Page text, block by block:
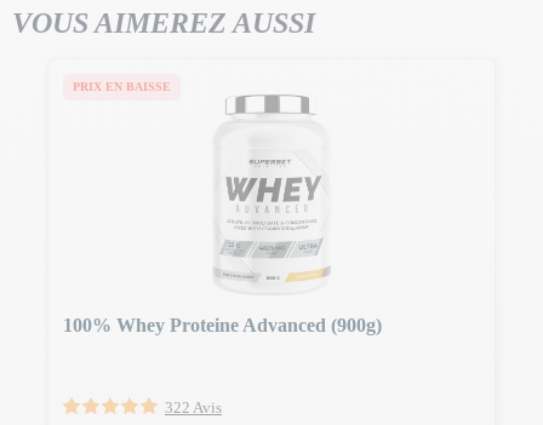
VOUS AIMEREZ AUSSI
PRIX EN BAISSE
100% Whey Proteine Advanced (900g)
322 Avis